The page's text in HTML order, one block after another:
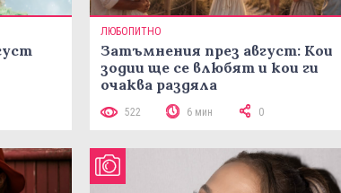
ЛЮБОПИТНО
Затъмнения през август: Кои
зодии ще се влюбят и кои ги
очаква раздяла
522 6 мин 0